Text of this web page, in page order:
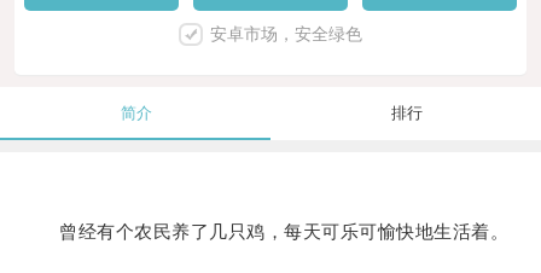
安卓市场，安全绿色
简介 排行
曾经有个农民养了几只鸡，每天可乐可愉快地生活着。